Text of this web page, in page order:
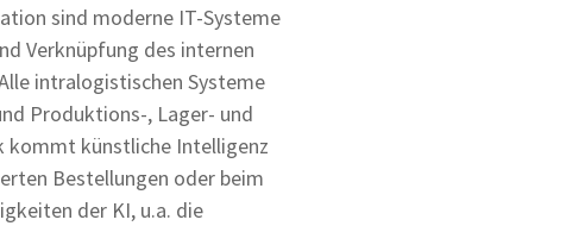
sind moderne IT-Systeme
Verknüpfung des internen
intralogistischen Systeme
Produktions-, Lager- und
kommt künstliche Intelligenz
Bestellungen oder beim
der KI, u.a. die